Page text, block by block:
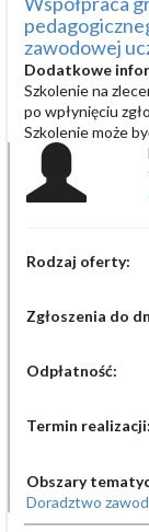
zawodowej
Dodatkowe
Szkolenie na
po wpłynięciu
Szkolenie może
Rodzaj oferty:
Zgłoszenia do
Odpłatność:
Termin realizacji:
Obszary
Doradztwo